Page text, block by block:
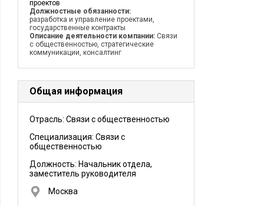
проектов
Должностные обязанности:
разработка и управление проектами,
государственные контракты
Описание деятельности компании: Связи
с общественностью, стратегические
коммуникации, консалтинг
Общая информация
Отрасль: Связи с общественностью
Специализация: Связи с
общественностью
Должность: Начальник отдела,
заместитель руководителя
Москва